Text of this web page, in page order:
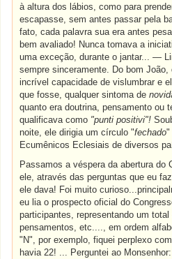
à altura dos lábios, como para
escapasse, sem antes passar pela
fato, cada palavra sua era antes
bem avaliado! Nunca tomava a
uma exceção, durante o jantar... —
sempre sinceramente. Do bom
incrível capacidade de vislumbrar e
que fosse, qualquer sintoma de
quanto era doutrina, pensamento ou
qualificava como "punti positivi"!
noite, ele dirigia um círculo "fechado"
Ecumênicos Eclesiais de diversos
Passamos a véspera da abertura do
ele, através das perguntas que eu
ele dava! Foi muito
eu lia o prospecto oficial do
participantes, representando um
pensamentos, etc...., em ordem
"N", por exemplo, fiquei perplexo
havia 22! ... Perguntei ao Monsenhor: